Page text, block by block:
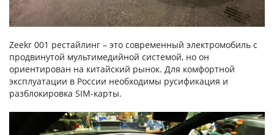
Zeekr 001 рестайлинг – это современный электромобиль с
продвинутой мультимедийной системой, но он
ориентирован на китайский рынок. Для комфортной
эксплуатации в России необходимы русификация и
разблокировка SIM-карты.